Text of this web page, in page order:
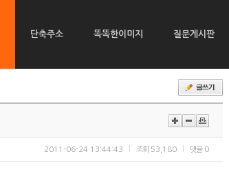
단축주소 똑똑한이미지 질문게시판
2011-06-24 13:44:43 조회 53,180 댓글 0